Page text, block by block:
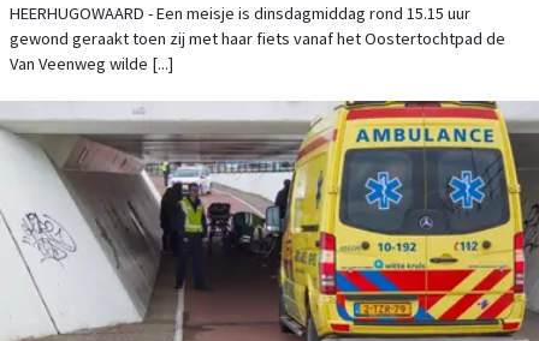
HEERHUGOWAARD - Een meisje is dinsdagmiddag rond 15.15 uur
gewond geraakt toen zij met haar fiets vanaf het Oostertochtpad de
Van Veenweg wilde [...]